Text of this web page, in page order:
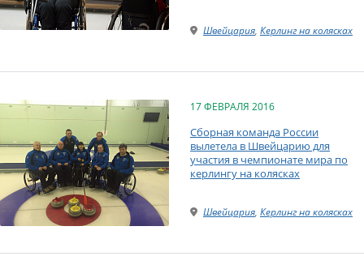
Швейцария, Керлинг на колясках
17 ФЕВРАЛЯ 2016
Сборная команда России
вылетела в Швейцарию для
участия в чемпионате мира по
керлингу на колясках
Швейцария, Керлинг на колясках